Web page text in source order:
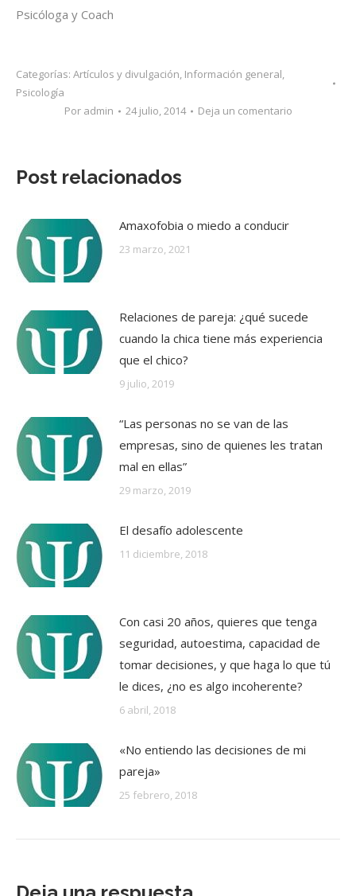
Psicóloga y Coach
Categorías: Artículos y divulgación, Información general,
Psicología
Por admin 24 julio, 2014 Deja un comentario
Post relacionados
Amaxofobia o miedo a conducir
23 marzo, 2021
Relaciones de pareja: ¿qué sucede
cuando la chica tiene más experiencia
que el chico?
9 julio, 2019
“Las personas no se van de las
empresas, sino de quienes les tratan
mal en ellas”
29 marzo, 2019
El desafío adolescente
11 diciembre, 2018
Con casi 20 años, quieres que tenga
seguridad, autoestima, capacidad de
tomar decisiones, y que haga lo que tú
le dices, ¿no es algo incoherente?
6 abril, 2018
«No entiendo las decisiones de mi
pareja»
25 febrero, 2018